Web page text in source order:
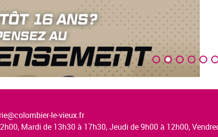
le-vieux.fr
Mardi de 13h30 à 17h30, Jeudi de 9h00 à 12h00,